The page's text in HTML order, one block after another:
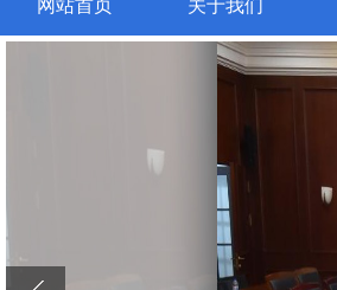
网站首页 关于我们